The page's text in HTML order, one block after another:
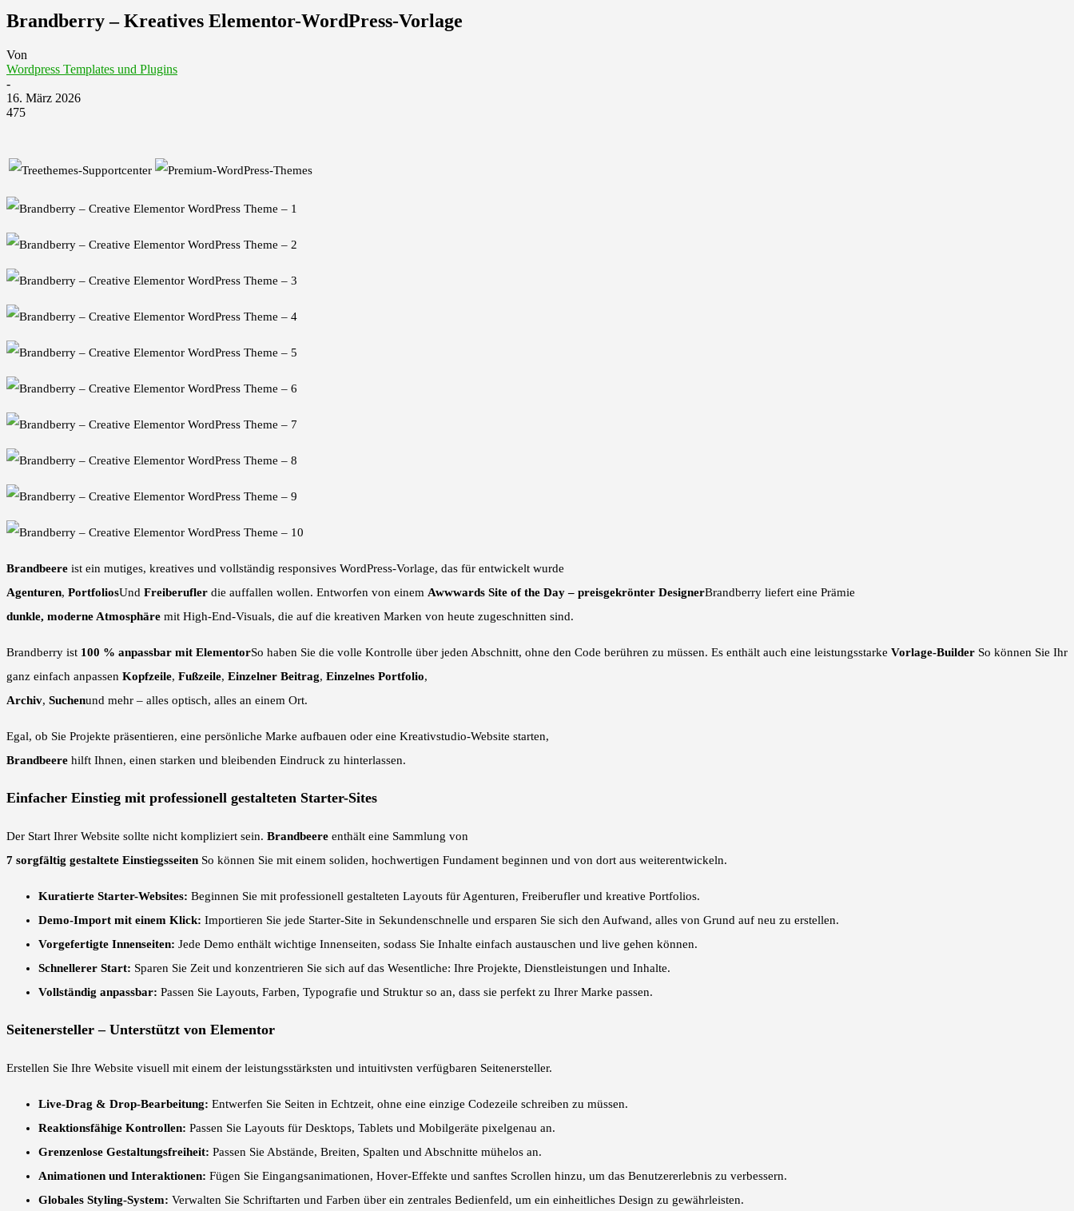
Brandberry – Kreatives Elementor-WordPress-Vorlage
Von
Wordpress Templates und Plugins
-
16. März 2026
475
Brandbeere ist ein mutiges, kreatives und vollständig responsives WordPress-Vorlage, das für entwickelt wurde
Agenturen, PortfoliosUnd Freiberufler die auffallen wollen. Entworfen von einem Awwwards Site of the Day – preisgekrönter DesignerBrandberry liefert eine Prämie
dunkle, moderne Atmosphäre mit High-End-Visuals, die auf die kreativen Marken von heute zugeschnitten sind.
Brandberry ist 100 % anpassbar mit ElementorSo haben Sie die volle Kontrolle über jeden Abschnitt, ohne den Code berühren zu müssen. Es enthält auch eine leistungsstarke Vorlage-Builder So können Sie Ihr
ganz einfach anpassen Kopfzeile, Fußzeile, Einzelner Beitrag, Einzelnes Portfolio,
Archiv, Suchenund mehr – alles optisch, alles an einem Ort.
Egal, ob Sie Projekte präsentieren, eine persönliche Marke aufbauen oder eine Kreativstudio-Website starten,
Brandbeere hilft Ihnen, einen starken und bleibenden Eindruck zu hinterlassen.
Einfacher Einstieg mit professionell gestalteten Starter-Sites
Der Start Ihrer Website sollte nicht kompliziert sein. Brandbeere enthält eine Sammlung von
7 sorgfältig gestaltete Einstiegsseiten So können Sie mit einem soliden, hochwertigen Fundament beginnen und von dort aus weiterentwickeln.
Kuratierte Starter-Websites: Beginnen Sie mit professionell gestalteten Layouts für Agenturen, Freiberufler und kreative Portfolios.
Demo-Import mit einem Klick: Importieren Sie jede Starter-Site in Sekundenschnelle und ersparen Sie sich den Aufwand, alles von Grund auf neu zu erstellen.
Vorgefertigte Innenseiten: Jede Demo enthält wichtige Innenseiten, sodass Sie Inhalte einfach austauschen und live gehen können.
Schnellerer Start: Sparen Sie Zeit und konzentrieren Sie sich auf das Wesentliche: Ihre Projekte, Dienstleistungen und Inhalte.
Vollständig anpassbar: Passen Sie Layouts, Farben, Typografie und Struktur so an, dass sie perfekt zu Ihrer Marke passen.
Seitenersteller – Unterstützt von Elementor
Erstellen Sie Ihre Website visuell mit einem der leistungsstärksten und intuitivsten verfügbaren Seitenersteller.
Live-Drag & Drop-Bearbeitung: Entwerfen Sie Seiten in Echtzeit, ohne eine einzige Codezeile schreiben zu müssen.
Reaktionsfähige Kontrollen: Passen Sie Layouts für Desktops, Tablets und Mobilgeräte pixelgenau an.
Grenzenlose Gestaltungsfreiheit: Passen Sie Abstände, Breiten, Spalten und Abschnitte mühelos an.
Animationen und Interaktionen: Fügen Sie Eingangsanimationen, Hover-Effekte und sanftes Scrollen hinzu, um das Benutzererlebnis zu verbessern.
Globales Styling-System: Verwalten Sie Schriftarten und Farben über ein zentrales Bedienfeld, um ein einheitliches Design zu gewährleisten.